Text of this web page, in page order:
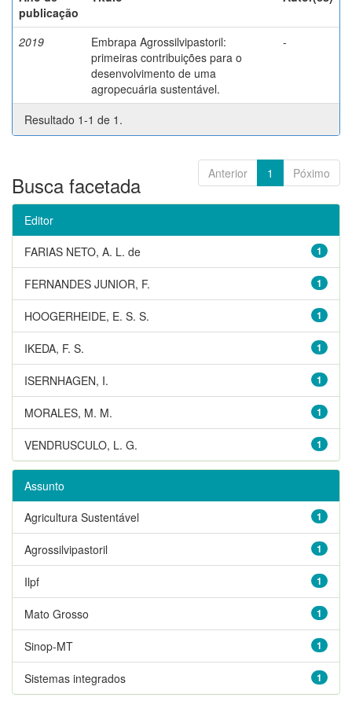
publicação
2019
Embrapa Agrossilvipastoril:
primeiras contribuições para o
desenvolvimento de uma
agropecuária sustentável.
-
Resultado 1-1 de 1.
Anterior 1 Póximo
Busca facetada
Editor
1
FARIAS NETO, A. L. de
1
FERNANDES JUNIOR, F.
1
HOOGERHEIDE, E. S. S.
1
IKEDA, F. S.
1
ISERNHAGEN, I.
1
MORALES, M. M.
1
VENDRUSCULO, L. G.
Assunto
1
Agricultura Sustentável
1
Agrossilvipastoril
1
Ilpf
1
Mato Grosso
1
Sinop-MT
1
Sistemas integrados